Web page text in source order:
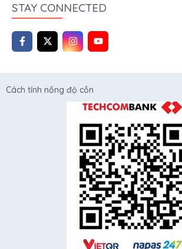
STAY CONNECTED
Cách tính nồng độ cồn